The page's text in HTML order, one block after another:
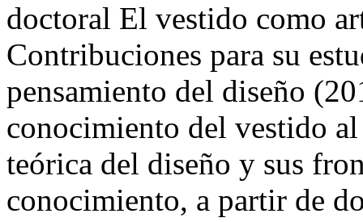
doctoral El vestido como
Contribuciones para su
pensamiento del diseño
conocimiento del vestido
teórica del diseño y sus
conocimiento, a partir de